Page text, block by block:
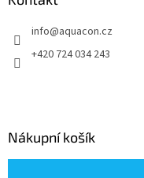
info@aquacon.cz
+420 724 034 243
Nákupní košík